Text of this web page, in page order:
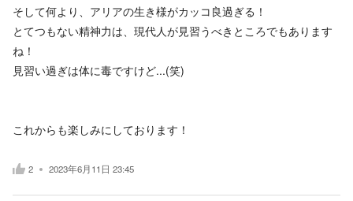
そして何より、アリアの生き様がカッコ良過ぎる！
とてつもない精神力は、現代人が見習うべきところでもあります
ね！
見習い過ぎは体に毒ですけど...(笑)
これからも楽しみにしております！
2 2023年6月11日 23:45